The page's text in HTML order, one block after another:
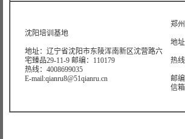
沈阳培训基地
地址：辽宁省沈阳市东陵浑南新区沈营路六
宅臻品29-11-9 邮编：110179
热线：4008699035
E-mail:qianru8@51qianru.cn
郑
地
热
邮
信